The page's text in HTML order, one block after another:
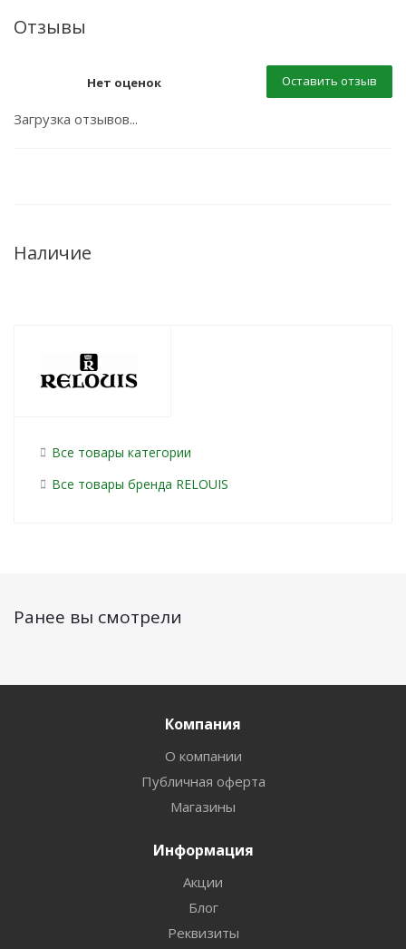
Отзывы
Нет оценок Оставить отзыв
Загрузка отзывов...
Наличие
Все товары категории
Все товары бренда RELOUIS
Ранее вы смотрели
Компания
О компании
Публичная оферта
Магазины
Информация
Акции
Блог
Реквизиты